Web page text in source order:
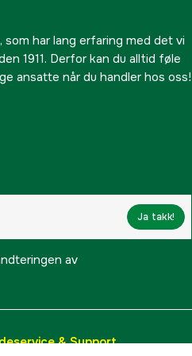
som har lang erfaring med det vi
1911. Derfor kan du alltid føle
ansatte når du handler hos oss!
Ja takk!
av
& Support